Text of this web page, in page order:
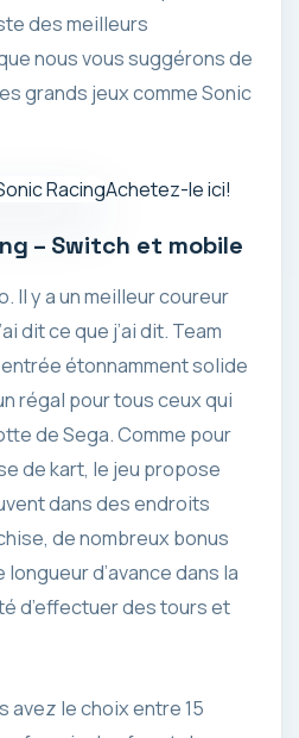
des meilleurs
nous vous suggérons de
grands jeux comme Sonic
Achetez-le ici!
– Switch et mobile
Il y a un meilleur coureur
dit ce que j’ai dit. Team
étonnamment solide
régal pour tous ceux qui
de Sega. Comme pour
de kart, le jeu propose
dans des endroits
de nombreux bonus
d’avance dans la
d’effectuer des tours et
avez le choix entre 15